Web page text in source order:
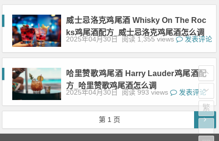
威士忌洛克鸡尾酒 Whisky On The Roc
ks鸡尾酒配方_威士忌洛克鸡尾酒怎么调
2025年04月30日 阅读 1,355 views 发表评论
哈里赞歌鸡尾酒 Harry Lauder鸡尾酒配
方_哈里赞歌鸡尾酒怎么调
2025年04月30日 阅读 993 views 发表评论
第 1 页
繁